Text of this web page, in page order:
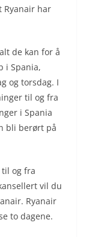
Ryanair har
de kan for å
i Spania,
og torsdag. I
til og fra
i Spania
bli berørt på
og fra
vil du
Ryanair
to dagene.